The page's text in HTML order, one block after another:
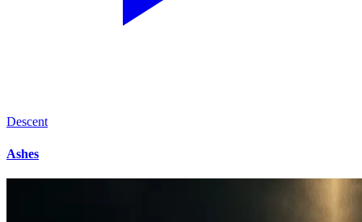
Descent
Ashes